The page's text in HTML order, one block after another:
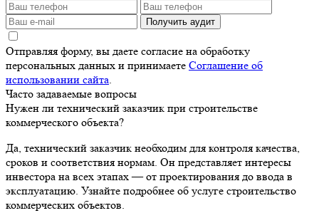
Получить аудит
Отправляя форму, вы даете согласие на обработку
персональных данных и принимаете Соглашение об
использовании сайта.
Часто задаваемые вопросы
Нужен ли технический заказчик при строительстве
коммерческого объекта?
Да, технический заказчик необходим для контроля качества,
сроков и соответствия нормам. Он представляет интересы
инвестора на всех этапах — от проектирования до ввода в
эксплуатацию. Узнайте подробнее об услуге строительство
коммерческих объектов.